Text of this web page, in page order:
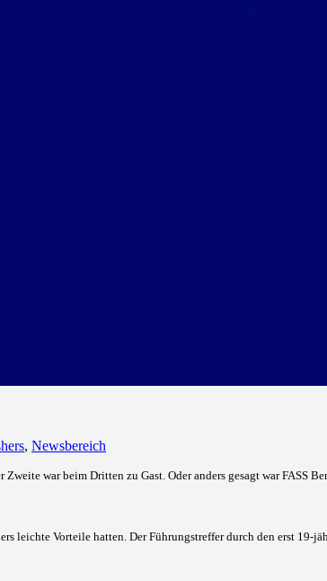
, Newsbereich
war beim Dritten zu Gast. Oder anders gesagt war FASS
leichte Vorteile hatten. Der Führungstreffer durch den erst 19-